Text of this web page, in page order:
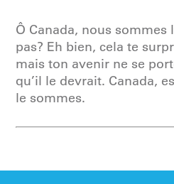
Ô Canada, nous sommes
pas? Eh bien, cela te
mais ton avenir ne se
qu’il le devrait. Canada,
le sommes.